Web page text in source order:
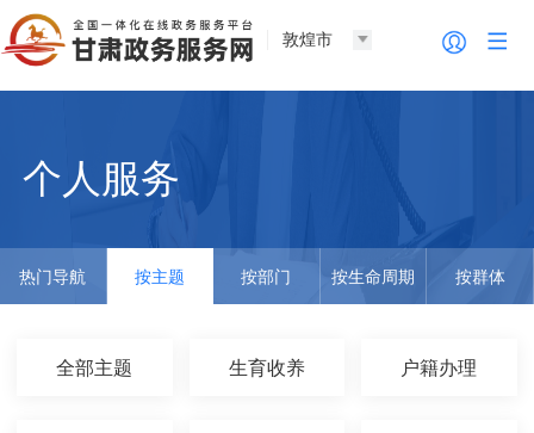
敦煌市
个人服务
热门导航 按主题 按部门 按生命周期 按群体
全部主题 生育收养 户籍办理